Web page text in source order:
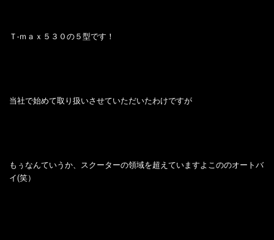
Ｔ-ｍａｘ５３０の５型です！
当社で始めて取り扱いさせていただいたわけですが
もぅなんていうか、スクーターの領域を超えていますよこののオートバ
イ(笑）